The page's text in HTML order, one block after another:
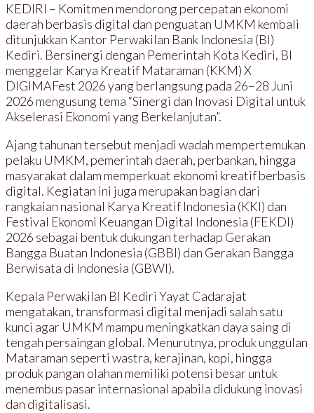
KEDIRI – Komitmen mendorong percepatan ekonomi
daerah berbasis digital dan penguatan UMKM kembali
ditunjukkan Kantor Perwakilan Bank Indonesia (BI)
Kediri. Bersinergi dengan Pemerintah Kota Kediri, BI
menggelar Karya Kreatif Mataraman (KKM) X
DIGIMAFest 2026 yang berlangsung pada 26–28 Juni
2026 mengusung tema “Sinergi dan Inovasi Digital untuk
Akselerasi Ekonomi yang Berkelanjutan”.
Ajang tahunan tersebut menjadi wadah mempertemukan
pelaku UMKM, pemerintah daerah, perbankan, hingga
masyarakat dalam memperkuat ekonomi kreatif berbasis
digital. Kegiatan ini juga merupakan bagian dari
rangkaian nasional Karya Kreatif Indonesia (KKI) dan
Festival Ekonomi Keuangan Digital Indonesia (FEKDI)
2026 sebagai bentuk dukungan terhadap Gerakan
Bangga Buatan Indonesia (GBBI) dan Gerakan Bangga
Berwisata di Indonesia (GBWI).
Kepala Perwakilan BI Kediri Yayat Cadarajat
mengatakan, transformasi digital menjadi salah satu
kunci agar UMKM mampu meningkatkan daya saing di
tengah persaingan global. Menurutnya, produk unggulan
Mataraman seperti wastra, kerajinan, kopi, hingga
produk pangan olahan memiliki potensi besar untuk
menembus pasar internasional apabila didukung inovasi
dan digitalisasi.